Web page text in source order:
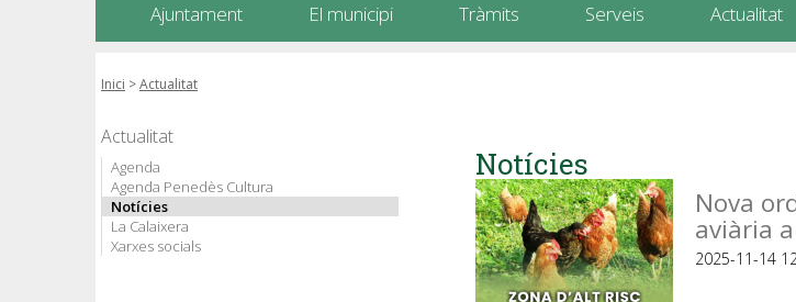
Ajuntament El municipi Tràmits Serveis Actualitat
Inici >Actualitat
Actualitat
Agenda
Agenda Penedès Cultura
Notícies
La Calaixera
Xarxes socials
Notícies
Nova
aviària
2025-11-14